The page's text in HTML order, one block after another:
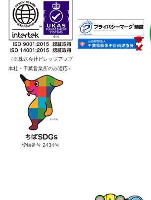
（※株式会社ビレッジアップ
本社・千葉営業所のみ適応）
登録番号 2434号